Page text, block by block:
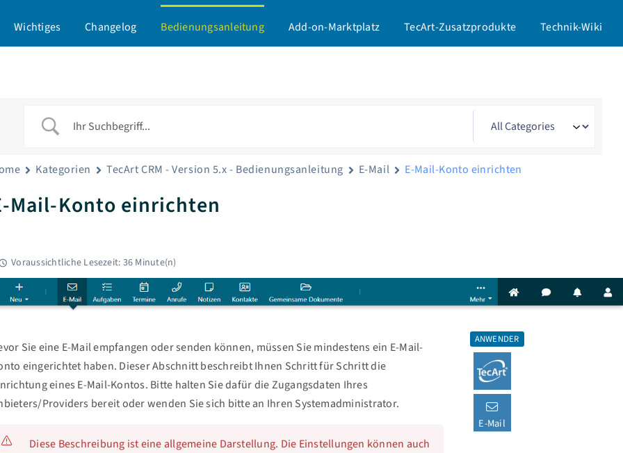
Wichtiges Changelog Bedienungsanleitung Add-on-Marktplatz TecArt-Zusatzprodukte Technik-Wiki
Kategorien TecArt CRM - Version 5.x - Bedienungsanleitung E-Mail E-Mail-Konto einrichten
Mail-Konto einrichten
Voraussichtliche Lesezeit: 36 Minute(n)
Sie eine E-Mail empfangen oder senden können, müssen Sie mindestens ein E-Mail-
eingerichtet haben. Dieser Abschnitt beschreibt Ihnen Schritt für Schritt die
eines E-Mail-Kontos. Bitte halten Sie dafür die Zugangsdaten Ihres
Providers bereit oder wenden Sie sich bitte an Ihren Systemadministrator.
Diese Beschreibung ist eine allgemeine Darstellung. Die Einstellungen können auch
ANWENDER
E-Mail